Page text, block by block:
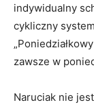
indywidualny
cykliczny
zawsze w
Naruciak nie